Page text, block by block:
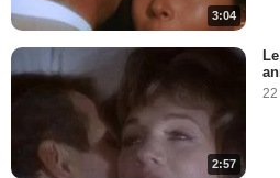
3:04
2:57
22